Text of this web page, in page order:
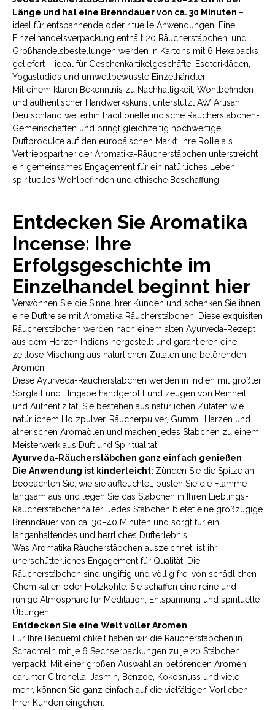
Länge und hat eine Brenndauer von ca. 30 Minuten –
ideal für entspannende oder rituelle Anwendungen. Eine
Einzelhandelsverpackung enthält 20 Räucherstäbchen, und
Großhandelsbestellungen werden in Kartons mit 6 Hexapacks
geliefert – ideal für Geschenkartikelgeschäfte, Esoterikläden,
Yogastudios und umweltbewusste Einzelhändler.
Mit einem klaren Bekenntnis zu Nachhaltigkeit, Wohlbefinden
und authentischer Handwerkskunst unterstützt AW Artisan
Deutschland weiterhin traditionelle indische Räucherstäbchen-
Gemeinschaften und bringt gleichzeitig hochwertige
Duftprodukte auf den europäischen Markt. Ihre Rolle als
Vertriebspartner der Aromatika-Räucherstäbchen unterstreicht
ein gemeinsames Engagement für ein natürliches Leben,
spirituelles Wohlbefinden und ethische Beschaffung.
Entdecken Sie Aromatika
Incense: Ihre
Erfolgsgeschichte im
Einzelhandel beginnt hier
Verwöhnen Sie die Sinne Ihrer Kunden und schenken Sie ihnen
eine Duftreise mit Aromatika Räucherstäbchen. Diese exquisiten
Räucherstäbchen werden nach einem alten Ayurveda-Rezept
aus dem Herzen Indiens hergestellt und garantieren eine
zeitlose Mischung aus natürlichen Zutaten und betörenden
Aromen.
Diese Ayurveda-Räucherstäbchen werden in Indien mit größter
Sorgfalt und Hingabe handgerollt und zeugen von Reinheit
und Authentizität. Sie bestehen aus natürlichen Zutaten wie
natürlichem Holzpulver, Räucherpulver, Gummi, Harzen und
ätherischen Aromaölen und machen jedes Stäbchen zu einem
Meisterwerk aus Duft und Spiritualität.
Ayurveda-Räucherstäbchen ganz einfach genießen
Die Anwendung ist kinderleicht: Zünden Sie die Spitze an,
beobachten Sie, wie sie aufleuchtet, pusten Sie die Flamme
langsam aus und legen Sie das Stäbchen in Ihren Lieblings-
Räucherstäbchenhalter. Jedes Stäbchen bietet eine großzügige
Brenndauer von ca. 30–40 Minuten und sorgt für ein
langanhaltendes und herrliches Dufterlebnis.
Was Aromatika Räucherstäbchen auszeichnet, ist ihr
unerschütterliches Engagement für Qualität. Die
Räucherstäbchen sind ungiftig und völlig frei von schädlichen
Chemikalien oder Holzkohle. Sie schaffen eine reine und
ruhige Atmosphäre für Meditation, Entspannung und spirituelle
Übungen.
Entdecken Sie eine Welt voller Aromen
Für Ihre Bequemlichkeit haben wir die Räucherstäbchen in
Schachteln mit je 6 Sechserpackungen zu je 20 Stäbchen
verpackt. Mit einer großen Auswahl an betörenden Aromen,
darunter Citronella, Jasmin, Benzoe, Kokosnuss und viele
mehr, können Sie ganz einfach auf die vielfältigen Vorlieben
Ihrer Kunden eingehen.